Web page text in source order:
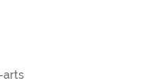
arts